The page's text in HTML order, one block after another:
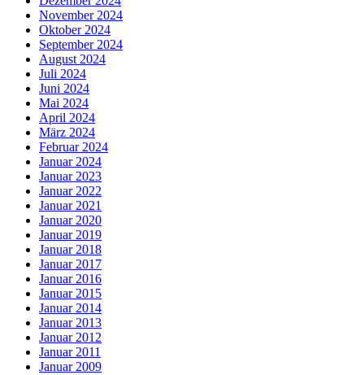
November 2024
Oktober 2024
September 2024
August 2024
Juli 2024
Juni 2024
Mai 2024
April 2024
März 2024
Februar 2024
Januar 2024
Januar 2023
Januar 2022
Januar 2021
Januar 2020
Januar 2019
Januar 2018
Januar 2017
Januar 2016
Januar 2015
Januar 2014
Januar 2013
Januar 2012
Januar 2011
Januar 2009